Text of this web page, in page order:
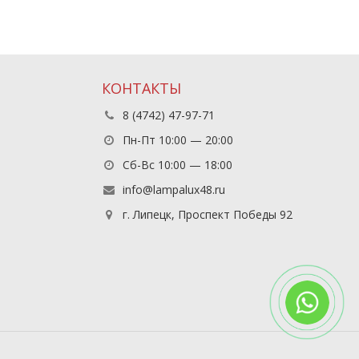
КОНТАКТЫ
8 (4742) 47-97-71
Пн-Пт 10:00 — 20:00
Сб-Вс 10:00 — 18:00
info@lampalux48.ru
г. Липецк, Проспект Победы 92